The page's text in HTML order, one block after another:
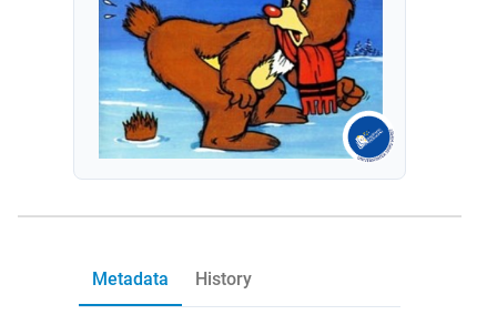
Metadata History